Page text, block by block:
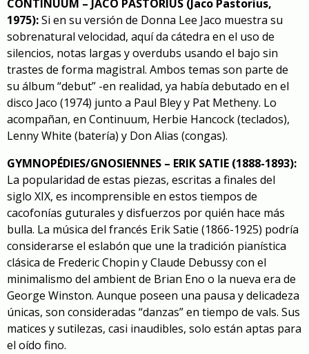
CONTINUUM – JACO PASTORIUS (Jaco Pastorius,
1975):Si en su versión de Donna Lee Jaco muestra su
sobrenatural velocidad, aquí da cátedra en el uso de
silencios, notas largas y overdubs usando el bajo sin
trastes de forma magistral. Ambos temas son parte de
su álbum “debut” -en realidad, ya había debutado en el
disco Jaco (1974) junto a Paul Bley y Pat Metheny. Lo
acompañan, en Continuum, Herbie Hancock (teclados),
Lenny White (batería) y Don Alias (congas).
GYMNOPÉDIES/GNOSIENNES – ERIK SATIE (1888-1893):
La popularidad de estas piezas, escritas a finales del
siglo XIX, es incomprensible en estos tiempos de
cacofonías guturales y disfuerzos por quién hace más
bulla. La música del francés Erik Satie (1866-1925) podría
considerarse el eslabón que une la tradición pianística
clásica de Frederic Chopin y Claude Debussy con el
minimalismo del ambient de Brian Eno o la nueva era de
George Winston. Aunque poseen una pausa y delicadeza
únicas, son consideradas “danzas” en tiempo de vals. Sus
matices y sutilezas, casi inaudibles, solo están aptas para
el oído fino.